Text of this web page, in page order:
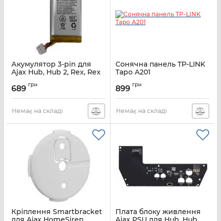
Акумулятор 3-pin для
Ajax Hub, Hub 2, Rex, Rex
Артикул:
689 грн
Немає на складі
Сонячна панель TP-LINK
Tapo A201
899 грн
Немає на складі
Кріплення Smartbracket
Плата блоку живлення